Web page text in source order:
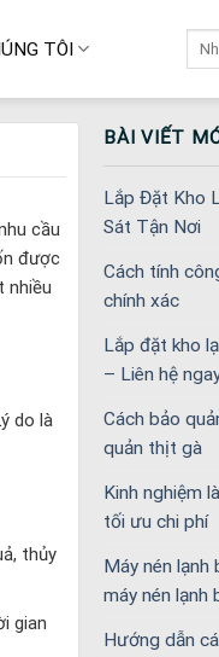
TÔI
Tìm
cầu
được
nhiều
do là
thủy
gian
BÀI VIẾT
Lắp Đặt Kho
Sát Tận Nơi
Cách tính
chính xác
Lắp đặt kho
– Liên hệ
Cách bảo
quản thịt gà
Kinh nghiệm
tối ưu chi phí
Máy nén lạnh
máy nén lạnh
Hướng dẫn